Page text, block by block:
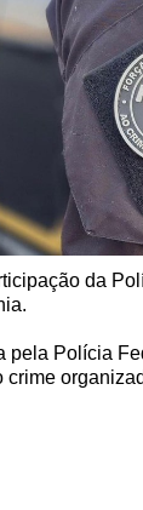
da
pela Polícia
crime